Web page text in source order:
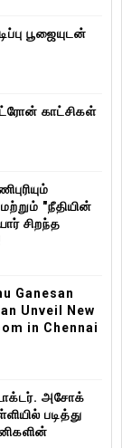
பூஜையுடன்
ட்ரோன் காட்சிகள்
மற்றும் "நீதியின்
சிறந்த
Ganesan
Unveil New
in Chennai
அசோக்
படித்து